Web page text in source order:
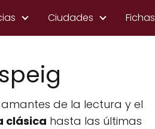
Ciudades Fichas
de la lectura y el
clásica hasta las últimas